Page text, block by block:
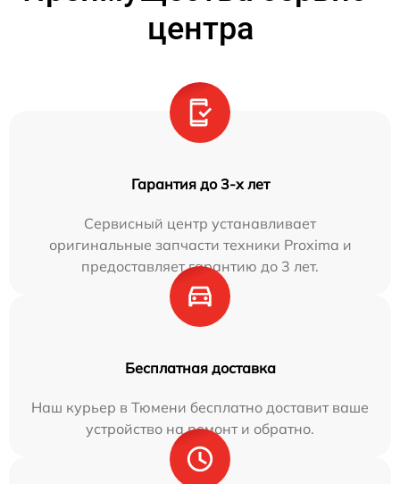
центра
Гарантия до 3-х лет
Сервисный центр устанавливает
оригинальные запчасти техники Proxima и
предоставляет гарантию до 3 лет.
Бесплатная доставка
Наш курьер в Тюмени бесплатно доставит ваше
устройство на ремонт и обратно.